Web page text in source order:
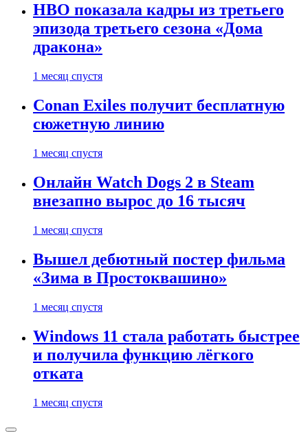
HBO показала кадры из третьего
эпизода третьего сезона «Дома
дракона»
1 месяц спустя
Conan Exiles получит бесплатную
сюжетную линию
1 месяц спустя
Онлайн Watch Dogs 2 в Steam
внезапно вырос до 16 тысяч
1 месяц спустя
Вышел дебютный постер фильма
«Зима в Простоквашино»
1 месяц спустя
Windows 11 стала работать быстрее
и получила функцию лёгкого
отката
1 месяц спустя